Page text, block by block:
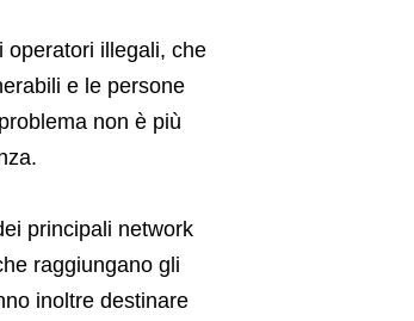
operatori illegali, che
e le persone
non è più
principali network
raggiungano gli
inoltre destinare